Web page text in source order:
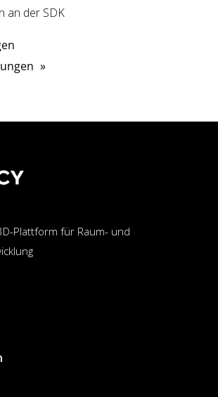
an der SDK
»
Plattform für Raum- und